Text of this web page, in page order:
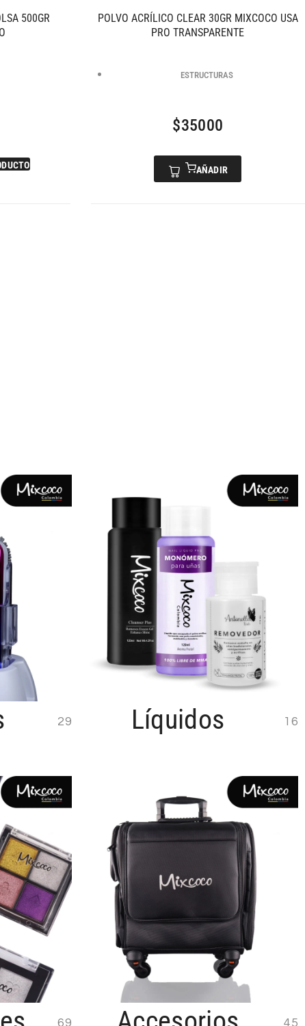
500GR
POLVO ACRÍLICO CLEAR 30GR MIXCOCO USA
PRO TRANSPARENTE
ESTRUCTURAS
$35000
AÑADIR
29 Líquidos 16
69 45